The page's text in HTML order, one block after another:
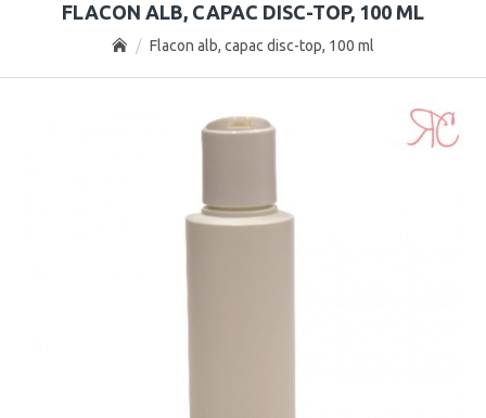
Flacon alb, capac disc-top, 100 ml
FLACON ALB, CAPAC DISC-TOP, 100 ML